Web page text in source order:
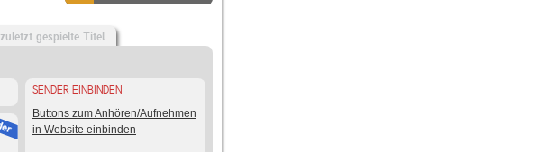
zuletzt gespielte Titel
SENDER EINBINDEN
Buttons zum Anhören/Aufnehmen
in Website einbinden